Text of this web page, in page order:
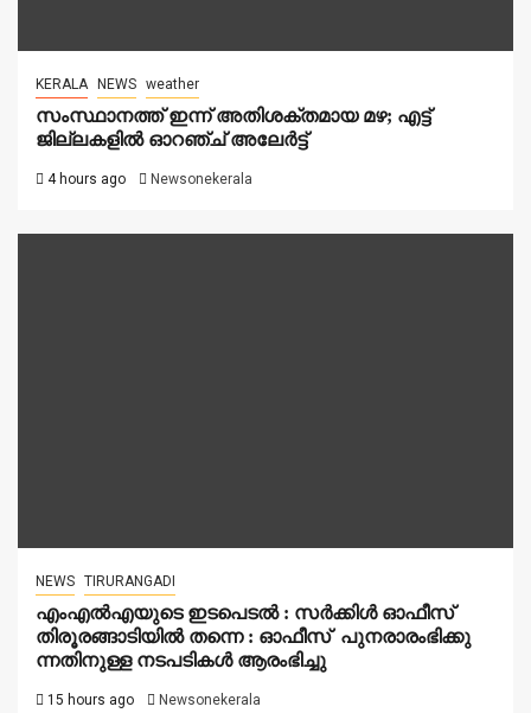
KERALA NEWS weather
സംസ്ഥാനത്ത് ഇന്ന് അതിശക്തമായ മഴ; എട്ട്
ജില്ലകളിൽ ഓറഞ്ച് അലേര്‍ട്ട്
4 hours ago Newsonekerala
NEWS TIRURANGADI
എംഎൽഎയുടെ ഇടപെടൽ : സര്‍ക്കിള്‍ ഓഫീസ്
തിരൂരങ്ങാടിയിൽ തന്നെ : ഓഫീസ് പുനരാരംഭിക്കു
ന്നതിനുള്ള നടപടികൾ ആരംഭിച്ചു
15 hours ago Newsonekerala